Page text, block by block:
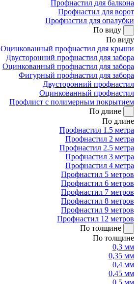
Профнастил для балкона
Профнастил для ворот
Профнастил для опалубки
По виду
По виду
Оцинкованный профнастил для крыши
Двусторонний профнастил для забора
Оцинкованный профнастил для забора
Фигурный профнастил для забора
Двусторонний профнастил
Оцинкованный профнастил
Профлист с полимерным покрытием
По длине
По длине
Профнастил 1.5 метра
Профнастил 2 метра
Профнастил 2.5 метра
Профнастил 3 метра
Профнастил 4 метра
Профнастил 5 метров
Профнастил 6 метров
Профнастил 7 метров
Профнастил 8 метров
Профнастил 9 метров
Профнастил 12 метров
По толщине
По толщине
0,3 мм
0,35 мм
0,4 мм
0,45 мм
0,5 мм